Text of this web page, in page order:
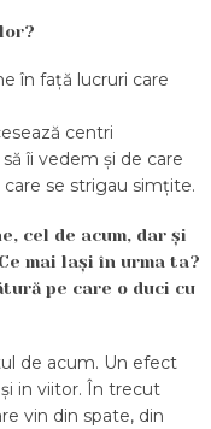
în față lucruri care
centri
îi vedem și de care
se strigau simțite.
cel de acum, dar și
mai lași în urma ta?
pe care o duci cu
de acum. Un efect
in viitor. În trecut
vin din spate, din